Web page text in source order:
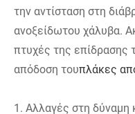
την αντίσταση στη
ανοξείδωτου χάλυβα.
πτυχές της επίδρασης
απόδοση τουπλάκες
1. Αλλαγές στη δύναμη